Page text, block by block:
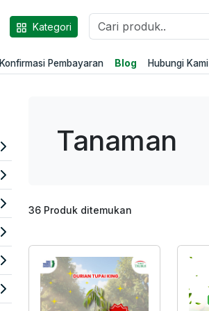
Kategori
Konfirmasi Pembayaran Blog Hubungi Kami
Tanaman
36 Produk ditemukan